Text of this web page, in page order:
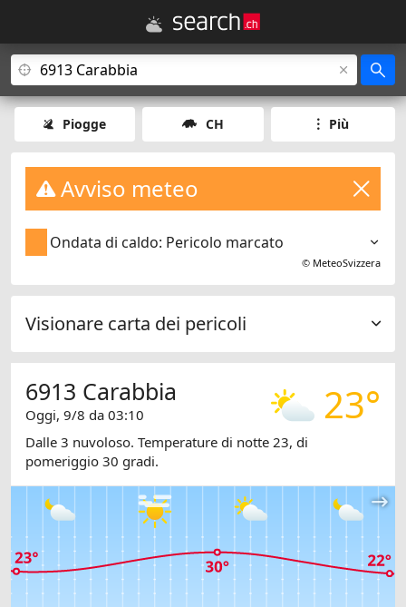
Piogge CH Più
Avviso meteo
Ondata di caldo: Pericolo marcato
© MeteoSvizzera
Visionare carta dei pericoli
23°
6913 Carabbia
Oggi, 9/8 da 03:10
Dalle 3 nuvoloso. Temperature di notte 23, di
pomeriggio 30 gradi.